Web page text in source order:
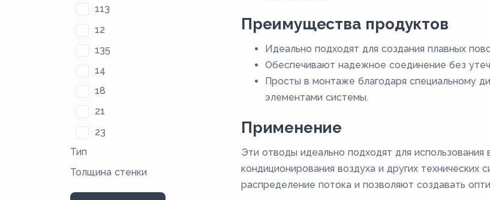
113
12
135
14
18
21
23
35
36
Тип
Толщина стенки
Преимущества продуктов
Идеально подходят для создания плавных
Обеспечивают надежное соединение без
Просты в монтаже благодаря специальному
элементами системы.
Применение
Эти отводы идеально подходят для
кондиционирования воздуха и других
распределение потока и позволяют создавать